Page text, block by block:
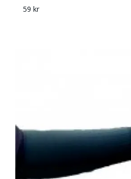
59 kr